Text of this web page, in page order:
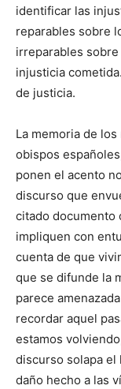
identificar las
reparables sobre
irreparables
injusticia
de justicia.
La memoria de
obispos
ponen el acento
discurso que
citado documento
impliquen con
cuenta de que
que se difunde la
parece
recordar aquel
estamos
discurso solapa el
daño hecho a las